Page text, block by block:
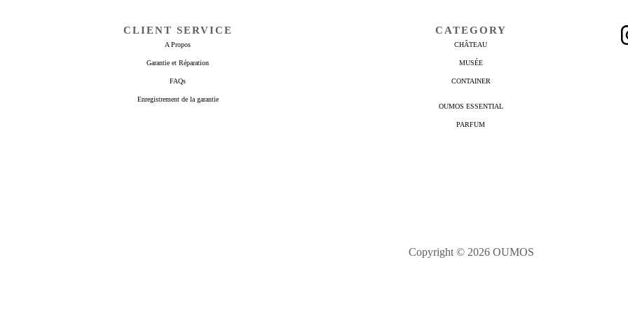
CLIENT SERVICE
A Propos
Garantie et Réparation
FAQs
Enregistrement de la garantie
CATEGORY
CHÂTEAU
MUSÉE
CONTAINER
OUMOS ESSENTIAL
PARFUM
Copyright © 2026 OUMOS